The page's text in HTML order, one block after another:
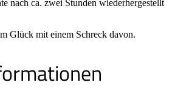
nach ca. zwei Stunden wiederhergestellt
Glück mit einem Schreck davon.